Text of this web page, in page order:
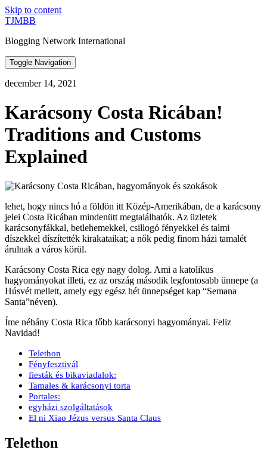
Skip to content
TJMBB
Blogging Network International
Toggle Navigation
december 14, 2021
Karácsony Costa Ricában!
Traditions and Customs
Explained
lehet, hogy nincs hó a földön itt Közép-Amerikában, de a karácsony
jelei Costa Ricában mindenütt megtalálhatók. Az üzletek
karácsonyfákkal, betlehemekkel, csillogó fényekkel és talmi
díszekkel díszítették kirakataikat; a nők pedig finom házi tamalét
árulnak a város körül.
Karácsony Costa Rica egy nagy dolog. Ami a katolikus
hagyományokat illeti, ez az ország második legfontosabb ünnepe (a
Húsvét mellett, amely egy egész hét ünnepséget kap “Semana
Santa”néven).
Íme néhány Costa Rica főbb karácsonyi hagyományai. Feliz
Navidad!
Telethon
Fényfesztivál
fiesták és bikaviadalok:
Tamales & karácsonyi torta
Portales:
egyházi szolgáltatások
El ni Xiao Jézus versus Santa Claus
Telethon